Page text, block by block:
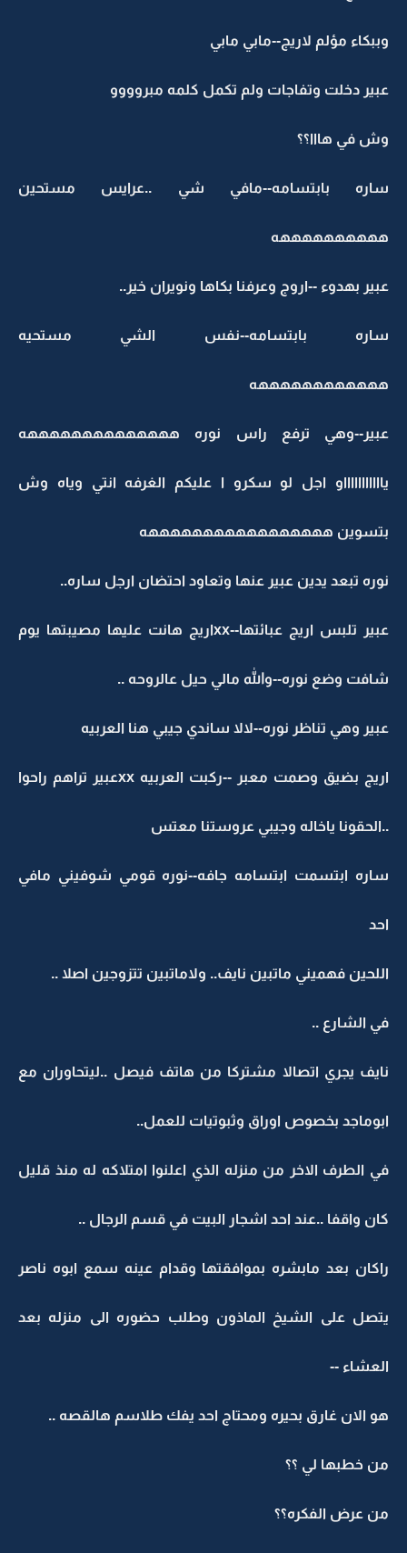
وببكاء مؤلم لاريج--مابي مابي
عبير دخلت وتفاجات ولم تكمل كلمه مبروووو
وش في هااا؟؟
ساره بابتسامه--مافي شي ..عرايس مستحين
ههههههههههه
عبير بهدوء --اروج وعرفنا بكاها ونويران خير..
ساره بابتسامه--نفس الشي مستحيه
ههههههههههههه
عبير--وهي ترفع راس نوره ههههههههههههههه
ياااااااااااو اجل لو سكرو ا عليكم الغرفه انتي وياه وش
بتسوين هههههههههههههههههه
نوره تبعد يدين عبير عنها وتعاود احتضان ارجل ساره..
عبير تلبس اريج عبائتها--xxاريج هانت عليها مصيبتها يوم
شافت وضع نوره--والله مالي حيل عالروحه ..
عبير وهي تناظر نوره--لالا ساندي جيبي هنا العربيه
اريج بضيق وصمت معبر --ركبت العربيه xxعبير تراهم راحوا
..الحقونا ياخاله وجيبي عروستنا معتس
ساره ابتسمت ابتسامه جافه--نوره قومي شوفيني مافي
احد
اللحين فهميني ماتبين نايف.. ولاماتبين تتزوجين اصلا ..
في الشارع ..
نايف يجري اتصالا مشتركا من هاتف فيصل ..ليتحاوران مع
ابوماجد بخصوص اوراق وثبوتيات للعمل..
في الطرف الاخر من منزله الذي اعلنوا امتلاكه له منذ قليل
كان واقفا ..عند احد اشجار البيت في قسم الرجال ..
راكان بعد مابشره بموافقتها وقدام عينه سمع ابوه ناصر
يتصل على الشيخ الماذون وطلب حضوره الى منزله بعد
العشاء --
هو الان غارق بحيره ومحتاج احد يفك طلاسم هالقصه ..
من خطبها لي ؟؟
من عرض الفكره؟؟